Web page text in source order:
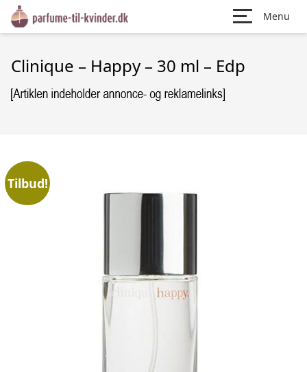
Menu
Clinique – Happy – 30 ml – Edp
Tilbud!